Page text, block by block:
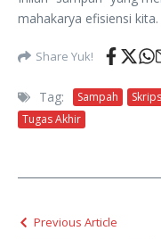
mahakarya efisiensi kita.
Share Yuk!
Tag: Sampah
Tugas Akhir
Previous Article